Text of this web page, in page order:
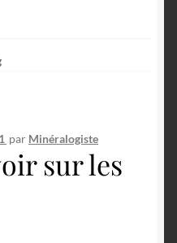
par Minéralogiste
sur les